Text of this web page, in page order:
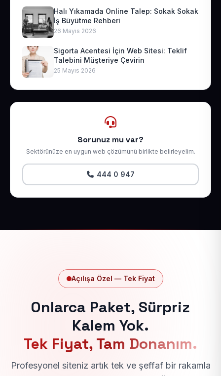
Halı Yıkamada Online Talep: Sokak Sokak
İş Büyütme Rehberi
26 Mayıs 2026
Sigorta Acentesi İçin Web Sitesi: Teklif
Talebini Müşteriye Çevirin
25 Mayıs 2026
Sorunuz mu var?
Sektörünüze en uygun web çözümünü birlikte belirleyelim.
444 0 947
Açılışa Özel — Tek Fiyat
Onlarca Paket, Sürpriz
Kalem Yok.
Tek Fiyat, Tam Donanım.
Profesyonel siteniz artık tek ve şeffaf bir rakamla